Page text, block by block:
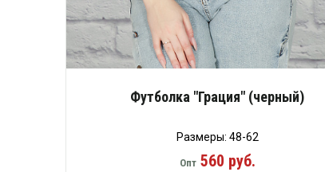
Футболка "Грация" (черный)
Размеры: 48-62
Опт560 руб.